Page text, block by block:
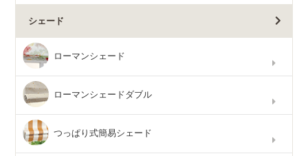
シェード
ローマンシェード
ローマンシェードダブル
つっぱり式簡易シェード